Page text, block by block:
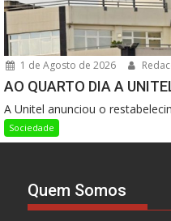
1 de Agosto de 2026
AO QUARTO DIA A
A Unitel anunciou o
Sociedade
Quem Somos